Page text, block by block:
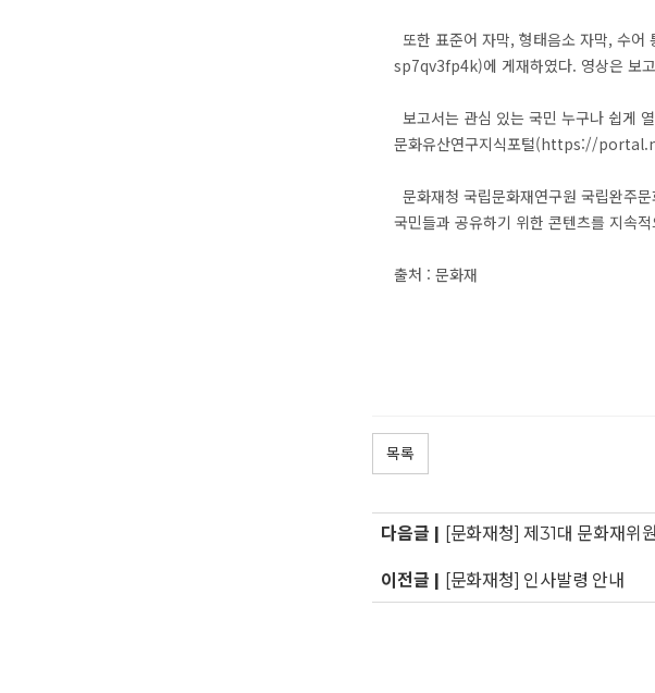
또한 표준어 자막, 형태음소 자막, 수
sp7qv3fp4k)에 게재하였다. 영상은 보
보고서는 관심 있는 국민 누구나 쉽게
문화유산연구지식포털(https://
문화재청 국립문화재연구원 국립완주
국민들과 공유하기 위한 콘텐츠를 지속
출처 : 문화재
목록
다음글 | [문화재청] 제31대 문화재위
이전글 | [문화재청] 인사발령 안내